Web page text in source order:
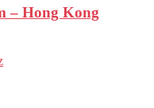
– Hong Kong